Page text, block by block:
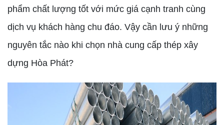
phẩm chất lượng tốt với mức giá cạnh tranh cùng
dịch vụ khách hàng chu đáo. Vậy cần lưu ý những
nguyên tắc nào khi chọn nhà cung cấp thép xây
dựng Hòa Phát?